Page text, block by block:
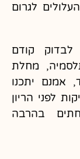
לגרום
לבדוק קודם
מחלת
אמנם יתכנו
לפני הריון
בהרבה